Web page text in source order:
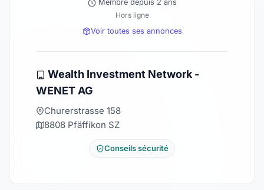
Membre depuis 2 ans
Hors ligne
Voir toutes ses annonces
Wealth Investment Network -
WENET AG
Churerstrasse 158
8808 Pfäffikon SZ
Conseils sécurité